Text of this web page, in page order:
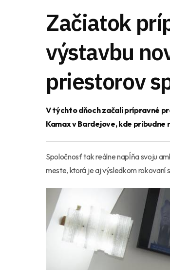
Začiatok
výstavbu
priestorov
V týchto dňoch začali prípravné
Kamax v Bardejove, kde pribudne
Spoločnosť tak reálne napĺňa svoju
meste, ktorá je aj výsledkom rokovaní